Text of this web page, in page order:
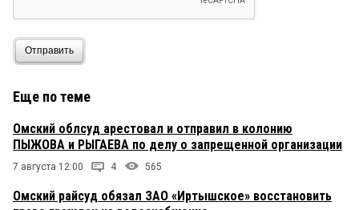
Отправить
Еще по теме
Омский облсуд арестовал и отправил в колонию
ПЫЖОВА и РЫГАЕВА по делу о запрещенной организации
7 августа 12:00 4 565
Омский райсуд обязал ЗАО «Иртышское» восстановить